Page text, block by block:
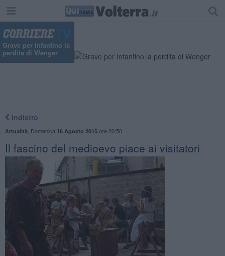
Grave per Infantino la
perdita di Wenger
Indietro
Attualità Domenica 16 Agosto 2015ore 20:50
Il fascino del medioevo piace ai visitatori